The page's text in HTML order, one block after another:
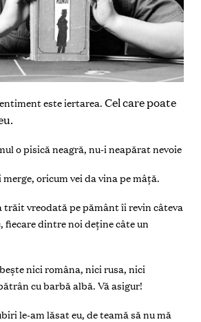
este iertarea. Cel care poate
o pisică neagră, nu-i neapărat nevoie
oricum vei da vina pe mâţă.
trăit vreodată pe pământ îi revin câteva
fiecare dintre noi deţine câte un
nici româna, nici rusa, nici
cu barbă albă. Vă asigur!
le-am lăsat eu, de teamă să nu mă